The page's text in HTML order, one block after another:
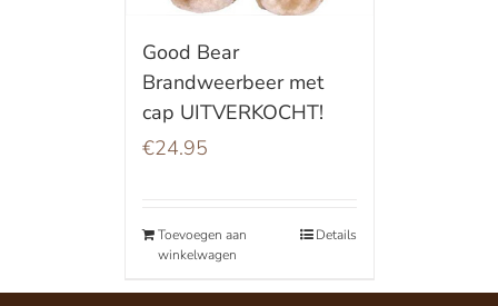
Good Bear
Brandweerbeer met
cap UITVERKOCHT!
€24.95
Toevoegen aan
winkelwagen
Details